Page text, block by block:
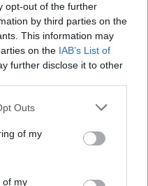
opt-out of the further
by third parties on the
This information may
on the IAB’s List of
further disclose it to other
Outs
of my
of my